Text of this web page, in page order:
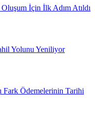
İçin İlk Adım Atıldı
Yolunu Yeniliyor
Fark Ödemelerinin Tarihi